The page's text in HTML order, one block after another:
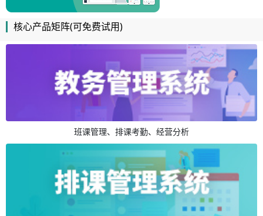
核心产品矩阵(可免费试用)
班课管理、排课考勤、经营分析